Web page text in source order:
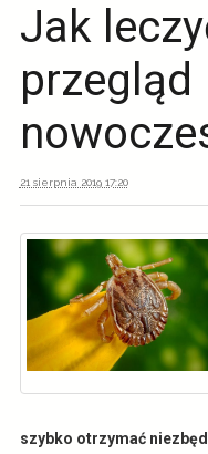
Jak
przegląd
21 sierpnia 2019 17:20
szybko otrzymać